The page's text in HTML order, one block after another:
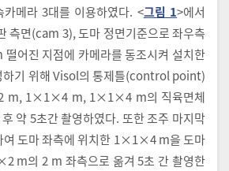
메라 3대를 이용하였다. <그림 1>에서
측면(cam 3), 도마 정면기준으로 좌우측
어진 지점에 카메라를 동조시켜 설치한
하기 위해 Visol의 통제틀(control point)
m, 1×1×4 m, 1×1×4 m의 직육면체
약 5초간 촬영하였다. 또한 조주 마지막
여 도마 좌측에 위치한 1×1×4 m을 도마
m의 2 m 좌측으로 옮겨 5초 간 촬영한